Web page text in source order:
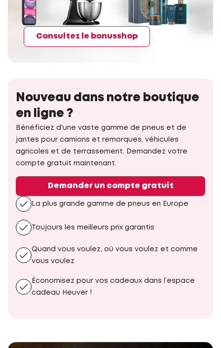
Consultez le bonusshop
Nouveau dans notre boutique
en ligne ?
Bénéficiez d'une vaste gamme de pneus et de
jantes pour camions et remorques, véhicules
agricoles et de terrassement. Demandez votre
compte gratuit maintenant.
Demander un compte gratuit
La plus grande gamme de pneus en Europe
Toujours les meilleurs prix garantis
Quand vous voulez, où vous voulez et comme
vous voulez
Économisez pour vos cadeaux dans l’espace
cadeau Heuver !